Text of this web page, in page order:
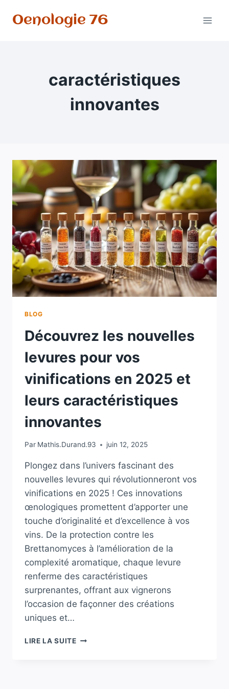
Oenologie 76
caractéristiques
innovantes
BLOG
Découvrez les nouvelles
levures pour vos
vinifications en 2025 et
leurs caractéristiques
innovantes
Par Mathis.Durand.93 juin 12, 2025
Plongez dans l’univers fascinant des
nouvelles levures qui révolutionneront vos
vinifications en 2025 ! Ces innovations
œnologiques promettent d’apporter une
touche d’originalité et d’excellence à vos
vins. De la protection contre les
Brettanomyces à l’amélioration de la
complexité aromatique, chaque levure
renferme des caractéristiques
surprenantes, offrant aux vignerons
l’occasion de façonner des créations
uniques et…
LIRE LA SUITEDÉCOUVREZ